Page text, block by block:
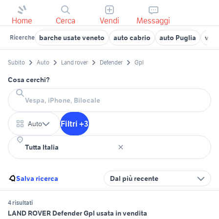
Home Cerca Vendi Messaggi
Ricerche barche usate veneto auto cabrio auto Puglia
Subito Auto Land rover Defender Gpl
Cosa cerchi?
Auto Filtri +3
Salva ricerca Dal più recente
4 risultati
LAND ROVER Defender Gpl usata in vendita